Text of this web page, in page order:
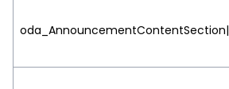
oda_AnnouncementContentSection|